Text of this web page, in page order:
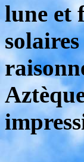
lune et